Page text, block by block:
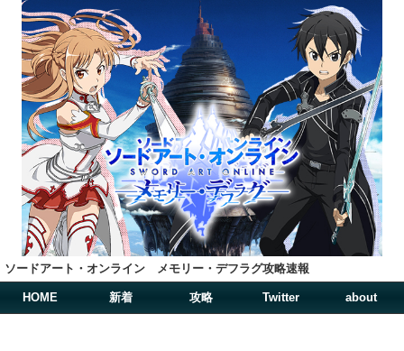
ソードアート・オンライン メモリー・デフラグ攻略速報
HOME 新着 攻略 Twitter about